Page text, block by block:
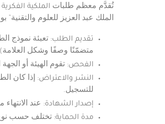
تُقدَّم معظم طلبات الملكية الفكرية
الملك عبد العزيز للعلوم
تقديم الطلب: تعبئة نموذج
متضمّنًا وصفًا وشكل
الفحص: تقوم الهيئة أو
النشر والاعتراض: إذا كان
للتسجيل.
إصدار الشهادة: عند
مدة الحماية: تختلف حسب نوع